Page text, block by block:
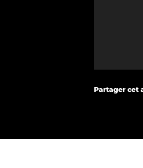
Partager cet